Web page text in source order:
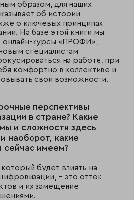
образом, для наших
об истории
о ключевых принципах
На базе этой книги мы
онлайн-курсы «ПРОФИ»,
специалистам
на работе, при
комфортно в коллективе и
свои возможности.
перспективы
в стране? Какие
и сложности здесь
наоборот, какие
имеем?
будет влиять на
– это отток
и их замещение